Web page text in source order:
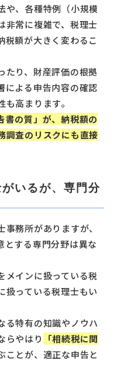
や、各種特例（小規模
非常に複雑で、税理士
税額が大きく変わるこ
たり、財産評価の根拠
による申告内容の確認
も高まります。
書の質」が、納税額の
調査のリスクにも直接
いるが、専門分
務所がありますが、
とする専門分野は異な
メインに扱っている税
扱っている税理士もい
る特有の知識やノウハ
らやはり
「相続税に関
ことが、適正な申告と